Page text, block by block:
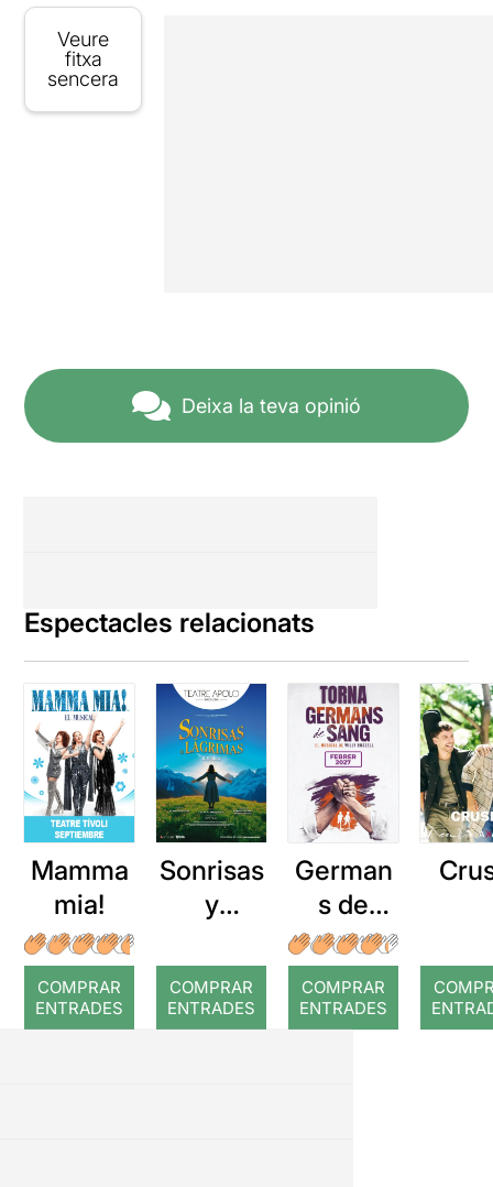
Veure
fitxa
sencera
Deixa la teva opinió
Espectacles relacionats
Mamma
mia!
COMPRAR
ENTRADES
Sonrisas
y
COMPRAR
ENTRADES
German
s de
sang
COMPRAR
ENTRADES